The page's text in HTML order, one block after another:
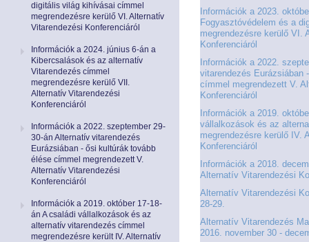
A meghallgatások helye
Müködési Rendünk
Éves Jelentéseink
SZERVEZET
Elnök
Testület
Hivatal
A meghallgatások helye
Müködési Rendünk
Éves Jelentéseink
SZERVEZET
Elnök
Testület
Hivatal
digitális világ kihívásai címmel
megrendezésre kerülő VI. Alternatív
Vitarendezési Konferenciáról
Információk a 2024. június 6-án a
Kibercsalások és az alternatív
Vitarendezés címmel
megrendezésre kerülő VII.
Alternatív Vitarendezési
Konferenciáról
Információk a 2022. szeptember 29-
30-án Alternatív vitarendezés
Eurázsiában - ősi kultúrák tovább
élése címmel megrendezett V.
Alternatív Vitarendezési
Konferenciáról
Információk a 2019. október 17-18-
án A családi vállalkozások és az
alternatív vitarendezés címmel
megrendezésre került IV. Alternatív
Információk a 2023.
Fogyasztóvédelem és a
megrendezésre kerülő VI.
Konferenciáról
Információk a 2022.
vitarendezés Eurázsiában
címmel megrendezett V.
Konferenciáról
Információk a 2019.
vállalkozások és az
megrendezésre kerülő IV.
Konferenciáról
Információk a 2018.
Alternatív Vitarendezési
Alternatív Vitarendezési
28-29.
Alternatív Vitarendezés
2016. november 30 -